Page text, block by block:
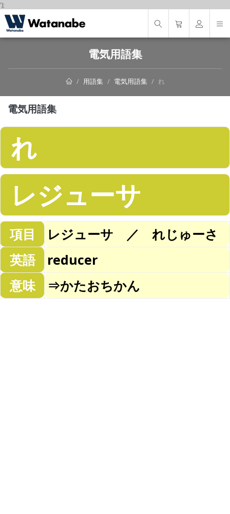
');
電気用語集
用語集 電気用語集 れ
電気用語集
れ
レジューサ
項目
レジューサ ／ れじゅーさ
英語
reducer
意味
⇒かたおちかん